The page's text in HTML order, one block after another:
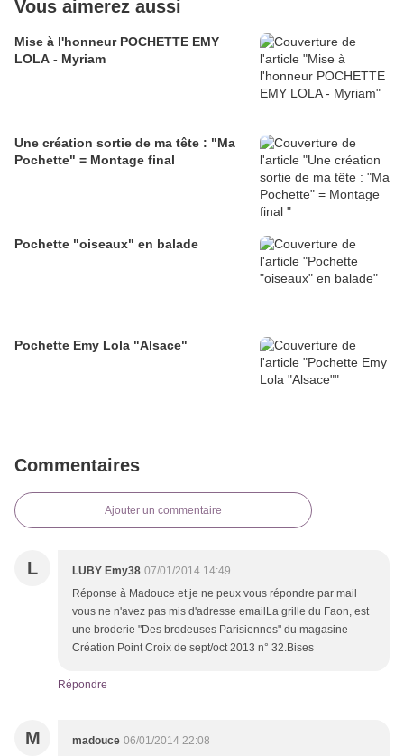
Vous aimerez aussi
Mise à l'honneur POCHETTE EMY
LOLA - Myriam
Une création sortie de ma tête : "Ma
Pochette" = Montage final
Pochette "oiseaux" en balade
Pochette Emy Lola "Alsace"
Commentaires
Ajouter un commentaire
L LUBY Emy38 07/01/2014 14:49
Réponse à Madouce et je ne peux vous répondre par mail
vous ne n'avez pas mis d'adresse emailLa grille du Faon, est
une broderie "Des brodeuses Parisiennes" du magasine
Création Point Croix de sept/oct 2013 n° 32.Bises
Répondre
M madouce 06/01/2014 22:08